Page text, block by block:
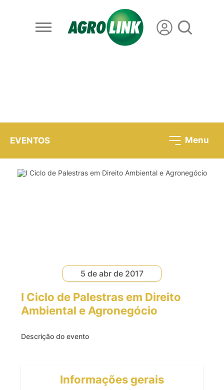
EVENTOS Menu
5 de abr de 2017
I Ciclo de Palestras em Direito
Ambiental e Agronegócio
Descrição do evento
Informações gerais